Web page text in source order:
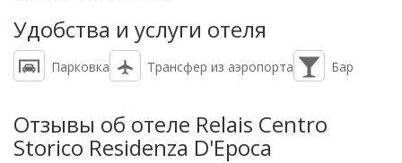
Удобства и услуги отеля
Парковка Трансфер из аэропорта Бар
Отзывы об отеле Relais Centro
Storico Residenza D'Epoca